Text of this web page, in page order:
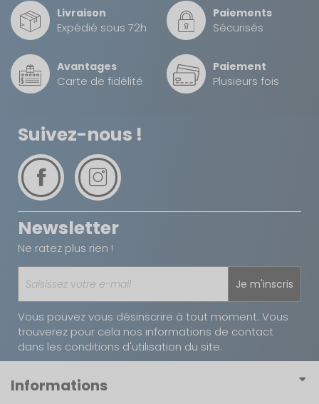
Livraison
Expédié sous 72h
Paiements
Sécurisés
Avantages
Carte de fidélité
Paiement
Plusieurs fois
Suivez-nous !
Newsletter
Ne ratez plus rien !
Je m'inscris
Vous pouvez vous désinscrire à tout moment. Vous
trouverez pour cela nos informations de contact
dans les conditions d'utilisation du site.
Informations